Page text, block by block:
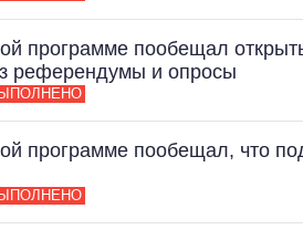
программе пообещал
референдумы и опросы
программе пообещал, что